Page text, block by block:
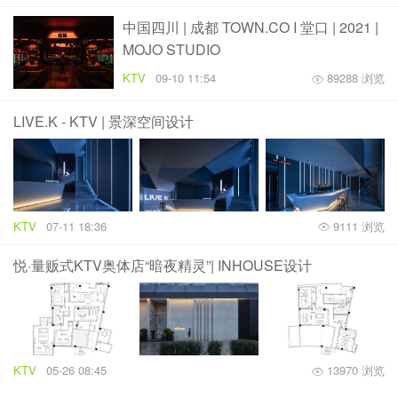
中国四川 | 成都 TOWN.CO I 堂口 | 2021 |
MOJO STUDIO
KTV 09-10 11:54 89288 浏览
LIVE.K - KTV | 景深空间设计
KTV 07-11 18:36 9111 浏览
悦·量贩式KTV奥体店“暗夜精灵”| INHOUSE设计
KTV 05-26 08:45 13970 浏览